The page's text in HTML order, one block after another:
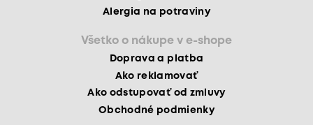
Alergia na potraviny
Všetko o nákupe v e-shope
Doprava a platba
Ako reklamovať
Ako odstupovať od zmluvy
Obchodné podmienky